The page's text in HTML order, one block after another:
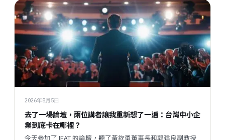
2026年8月5日
去了一場論壇，兩位講者讓我重新想了一遍：台灣中小企
業到底卡在哪裡？
今天參加了 IEAT 的論壇，聽了黃欽勇董事長和郭建良副教授